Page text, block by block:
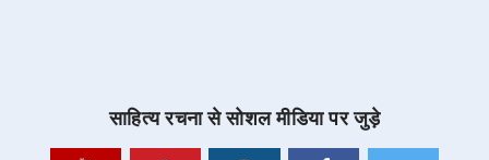
साहित्य रचना से सोशल मीडिया पर जुड़े